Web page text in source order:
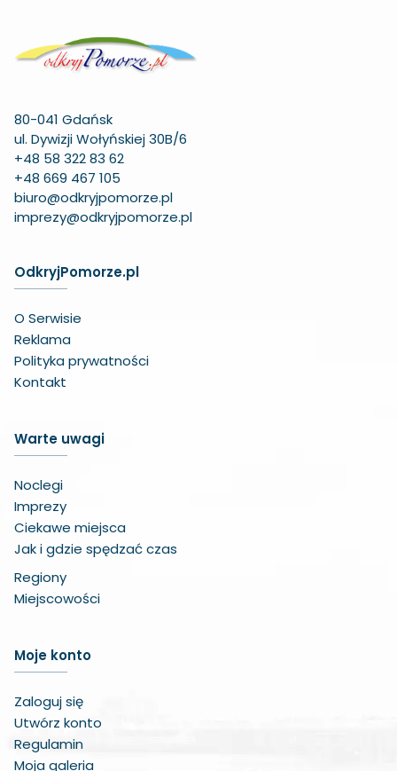
80-041 Gdańsk
ul. Dywizji Wołyńskiej 30B/6
+48 58 322 83 62
+48 669 467 105
biuro@odkryjpomorze.pl
imprezy@odkryjpomorze.pl
OdkryjPomorze.pl
O Serwisie
Reklama
Polityka prywatności
Kontakt
Warte uwagi
Noclegi
Imprezy
Ciekawe miejsca
Jak i gdzie spędzać czas
Regiony
Miejscowości
Moje konto
Zaloguj się
Utwórz konto
Regulamin
Moja galeria